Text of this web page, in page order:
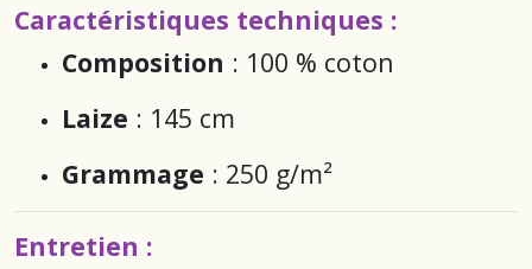
Caractéristiques techniques :
Composition : 100 % coton
Laize : 145 cm
Grammage : 250 g/m²
Entretien :